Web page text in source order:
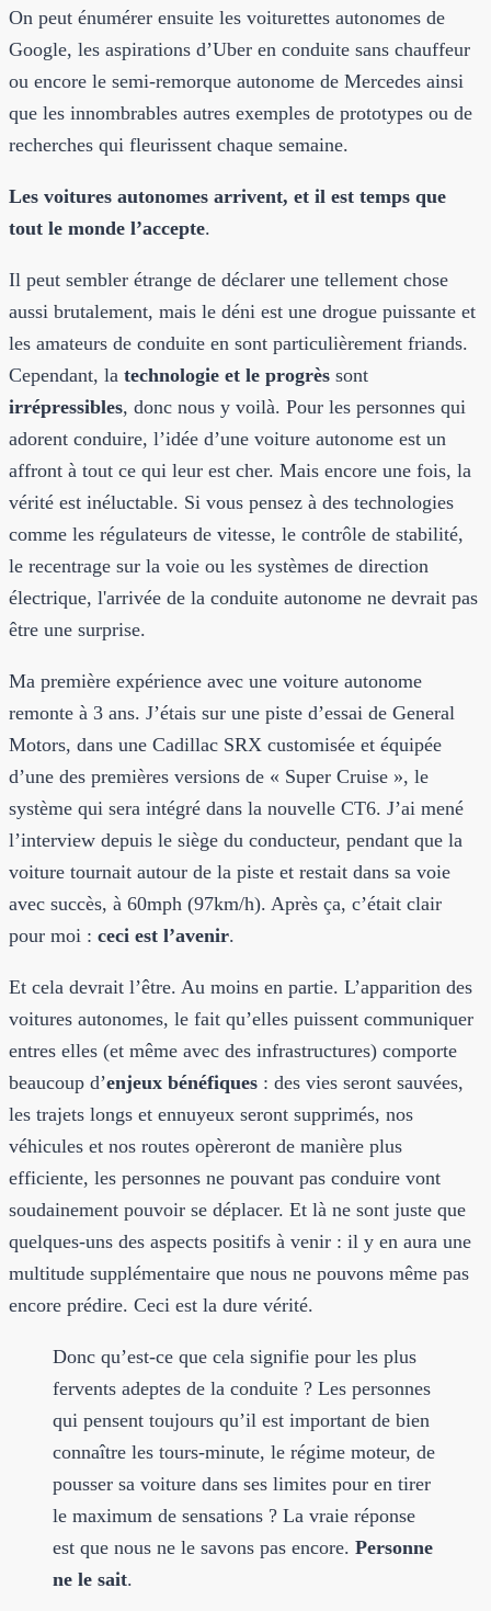
On peut énumérer ensuite les voiturettes autonomes de
Google, les aspirations d’Uber en conduite sans chauffeur
ou encore le semi-remorque autonome de Mercedes ainsi
que les innombrables autres exemples de prototypes ou de
recherches qui fleurissent chaque semaine.
Les voitures autonomes arrivent, et il est temps que
tout le monde l’accepte.
Il peut sembler étrange de déclarer une tellement chose
aussi brutalement, mais le déni est une drogue puissante et
les amateurs de conduite en sont particulièrement friands.
Cependant, la technologie et le progrès sont
irrépressibles, donc nous y voilà. Pour les personnes qui
adorent conduire, l’idée d’une voiture autonome est un
affront à tout ce qui leur est cher. Mais encore une fois, la
vérité est inéluctable. Si vous pensez à des technologies
comme les régulateurs de vitesse, le contrôle de stabilité,
le recentrage sur la voie ou les systèmes de direction
électrique, l'arrivée de la conduite autonome ne devrait pas
être une surprise.
Ma première expérience avec une voiture autonome
remonte à 3 ans. J’étais sur une piste d’essai de General
Motors, dans une Cadillac SRX customisée et équipée
d’une des premières versions de « Super Cruise », le
système qui sera intégré dans la nouvelle CT6. J’ai mené
l’interview depuis le siège du conducteur, pendant que la
voiture tournait autour de la piste et restait dans sa voie
avec succès, à 60mph (97km/h). Après ça, c’était clair
pour moi : ceci est l’avenir.
Et cela devrait l’être. Au moins en partie. L’apparition des
voitures autonomes, le fait qu’elles puissent communiquer
entres elles (et même avec des infrastructures) comporte
beaucoup d’enjeux bénéfiques : des vies seront sauvées,
les trajets longs et ennuyeux seront supprimés, nos
véhicules et nos routes opèreront de manière plus
efficiente, les personnes ne pouvant pas conduire vont
soudainement pouvoir se déplacer. Et là ne sont juste que
quelques-uns des aspects positifs à venir : il y en aura une
multitude supplémentaire que nous ne pouvons même pas
encore prédire. Ceci est la dure vérité.
Donc qu’est-ce que cela signifie pour les plus
fervents adeptes de la conduite ? Les personnes
qui pensent toujours qu’il est important de bien
connaître les tours-minute, le régime moteur, de
pousser sa voiture dans ses limites pour en tirer
le maximum de sensations ? La vraie réponse
est que nous ne le savons pas encore. Personne
ne le sait.